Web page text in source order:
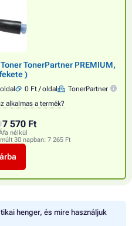
TonerPartner PREMIUM,
)
0 Ft / oldal
TonerPartner
alkalmas a termék?
7 570 Ft
nélkül
30 napban: 7 265 Ft
henger, és mire használjuk